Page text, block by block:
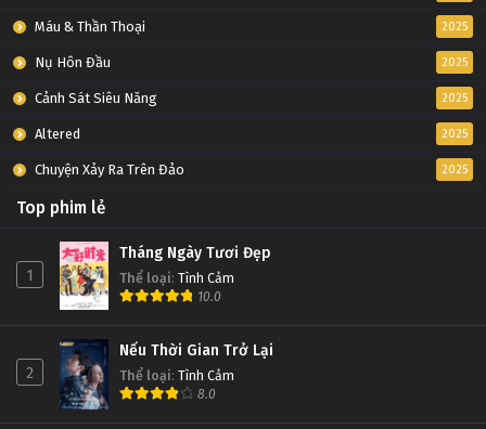
Máu & Thần Thoại 2025
Nụ Hôn Đầu 2025
Cảnh Sát Siêu Năng 2025
Altered 2025
Chuyện Xảy Ra Trên Đảo 2025
Top phim lẻ
1
Tháng Ngày Tươi Đẹp
Thể loại: Tình Cảm
10.0
2
Nếu Thời Gian Trở Lại
Thể loại: Tình Cảm
8.0